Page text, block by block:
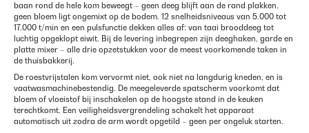
baan rond de hele kom beweegt – geen deeg blijft aan de rand plakken,
geen bloem ligt ongemixt op de bodem. 12 snelheidsniveaus van 5.000 tot
17.000 t/min en een pulsfunctie dekken alles af: van taai brooddeeg tot
luchtig opgeklopt eiwit. Bij de levering inbegrepen zijn deeghaken, garde en
platte mixer – alle drie opzetstukken voor de meest voorkomende taken in
de thuisbakkerij.
De roestvrijstalen kom vervormt niet, ook niet na langdurig kneden, en is
vaatwasmachinebestendig. De meegeleverde spatscherm voorkomt dat
bloem of vloeistof bij inschakelen op de hoogste stand in de keuken
terechtkomt. Een veiligheidsvergrendeling schakelt het apparaat
automatisch uit zodra de arm wordt opgetild – geen per ongeluk starten.